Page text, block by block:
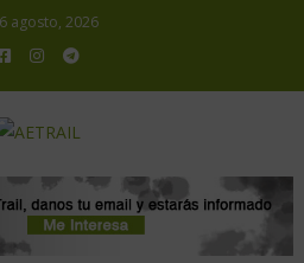
agosto, 2026